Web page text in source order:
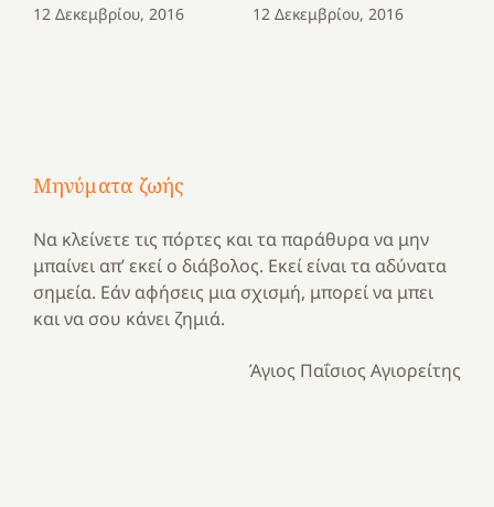
12 Δεκεμβρίου, 2016 12 Δεκεμβρίου, 2016
Μηνύματα ζωής
Να κλείνετε τις πόρτες και τα παράθυρα να μην
μπαίνει απ’ εκεί ο διάβολος. Εκεί είναι τα αδύνατα
σημεία. Εάν αφήσεις μια σχισμή, μπορεί να μπει
και να σου κάνει ζημιά.
Άγιος Παΐσιος Αγιορείτης